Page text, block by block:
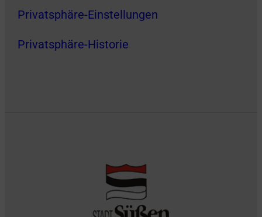
Privatsphäre-Einstellungen
Privatsphäre-Historie